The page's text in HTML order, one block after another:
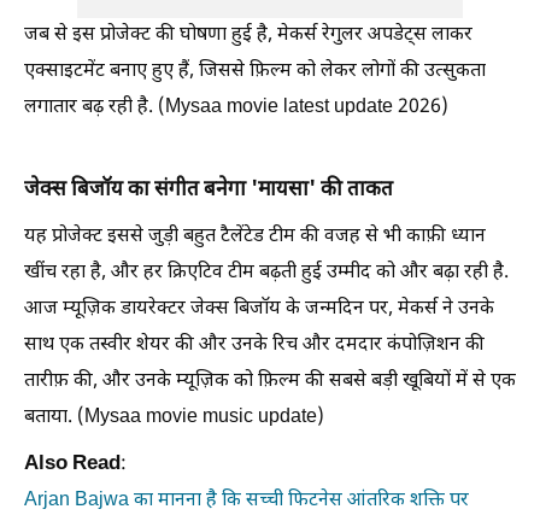
जब से इस प्रोजेक्ट की घोषणा हुई है, मेकर्स रेगुलर अपडेट्स लाकर
एक्साइटमेंट बनाए हुए हैं, जिससे फ़िल्म को लेकर लोगों की उत्सुकता
लगातार बढ़ रही है. (Mysaa movie latest update 2026)
जेक्स बिजॉय का संगीत बनेगा 'मायसा' की ताकत
यह प्रोजेक्ट इससे जुड़ी बहुत टैलेंटेड टीम की वजह से भी काफ़ी ध्यान
खींच रहा है, और हर क्रिएटिव टीम बढ़ती हुई उम्मीद को और बढ़ा रही है.
आज म्यूज़िक डायरेक्टर जेक्स बिजॉय के जन्मदिन पर, मेकर्स ने उनके
साथ एक तस्वीर शेयर की और उनके रिच और दमदार कंपोज़िशन की
तारीफ़ की, और उनके म्यूज़िक को फ़िल्म की सबसे बड़ी खूबियों में से एक
बताया. (Mysaa movie music update)
Also Read:
Arjan Bajwa का मानना है कि सच्ची फिटनेस आंतरिक शक्ति पर